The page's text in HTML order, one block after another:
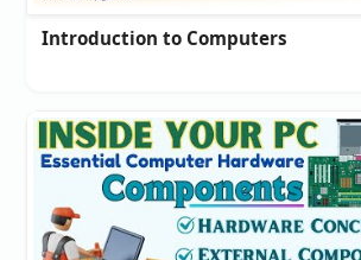
Introduction to Computers